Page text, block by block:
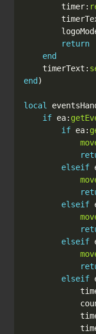
timer:
return
end
timerText :
end )
local
if ea:
if ea:
elseif
elseif
elseif
elseif